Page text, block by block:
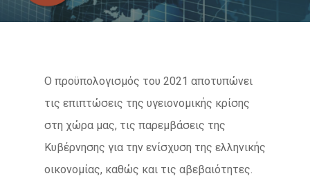
Ο προϋπολογισμός του 2021 αποτυπώνει
τις επιπτώσεις της υγειονομικής κρίσης
στη χώρα μας, τις παρεμβάσεις της
Κυβέρνησης για την ενίσχυση της ελληνικής
οικονομίας, καθώς και τις αβεβαιότητες.